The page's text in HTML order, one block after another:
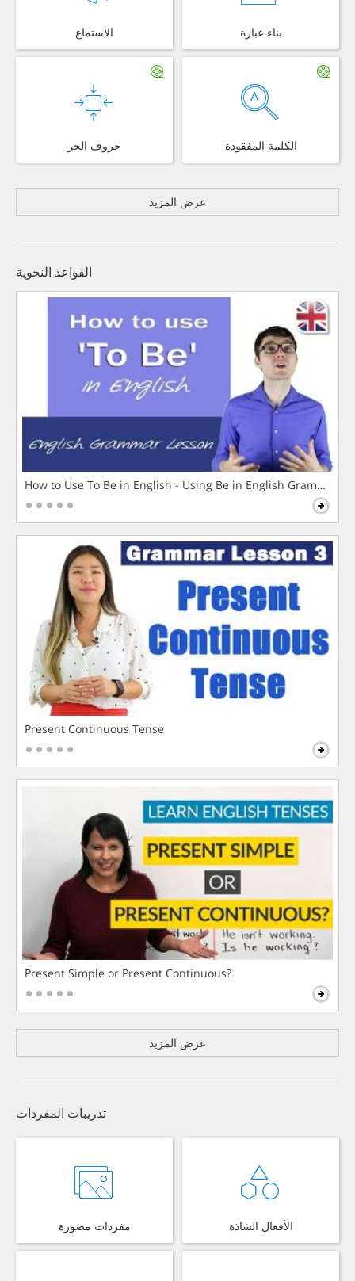
الاستماع بناء عبارة
حروف الجر الكلمة المفقودة
عرض المزيد
القواعد النحوية
How to Use To Be in English - Using Be in English Grammar
Present Continuous Tense
Present Simple or Present Continuous?
عرض المزيد
تدريبات المفردات
مفردات مصورة الأفعال الشاذة